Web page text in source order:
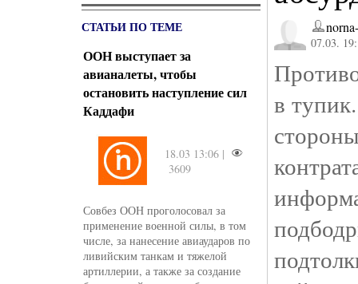
СТАТЬИ ПО ТЕМЕ
ООН выступает за
авианалеты, чтобы
остановить наступление сил
Каддафи
18.03 13:06 |
3609
Совбез ООН проголосовал за
применение военной силы, в том
числе, за нанесение авиаударов по
ливийским танкам и тяжелой
артиллерии, а также за создание
07.03.
в